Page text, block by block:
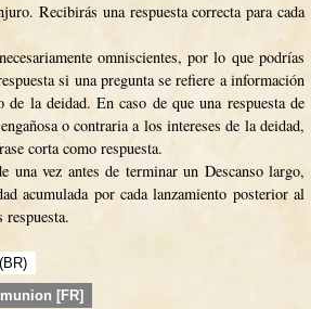
Recibirás una respuesta correcta para cada
omniscientes, por lo que podrías
si una pregunta se refiere a información
de la deidad. En caso de que una respuesta de
o contraria a los intereses de la deidad,
corta como respuesta.
una vez antes de terminar un Descanso largo,
acumulada por cada lanzamiento posterior al
respuesta.
[FR]